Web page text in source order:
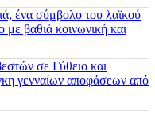
ένα σύμβολο του λαϊκού
με βαθιά κοινωνική και
σε Γύθειο και
γενναίων αποφάσεων από